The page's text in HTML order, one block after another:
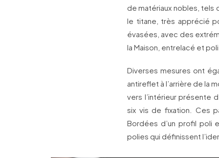
de matériaux nobles, tels
le titane, très apprécié
évasées, avec des
la Maison, entrelacé et
Diverses mesures ont
antireflet à l’arrière de la
vers l’intérieur présente
six vis de fixation. Ces
Bordées d’un profil poli
polies qui définissent